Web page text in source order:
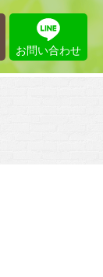
お問い合わせ